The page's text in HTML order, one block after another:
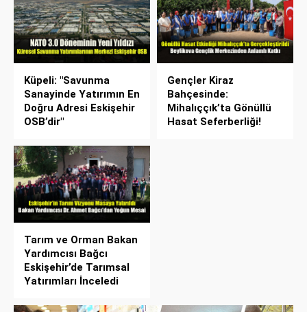
Küpeli: "Savunma
Sanayinde Yatırımın En
Doğru Adresi Eskişehir
OSB’dir"
Gençler Kiraz
Bahçesinde:
Mihalıççık’ta Gönüllü
Hasat Seferberliği!
Tarım ve Orman Bakan
Yardımcısı Bağcı
Eskişehir’de Tarımsal
Yatırımları İnceledi